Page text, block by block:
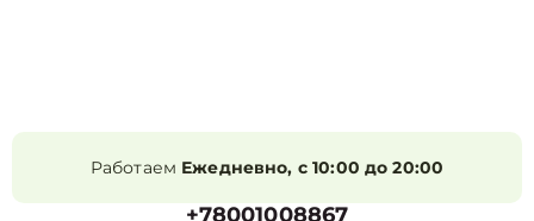
Работаем Ежедневно, с 10:00 до 20:00
+78001008867